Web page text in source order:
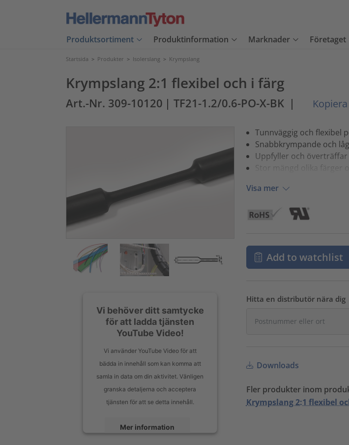
Produktsortiment Produktinformation Marknader Företaget
Startsida > Produkter > Isolerslang > Krympslang
Krympslang 2:1 flexibel och i färg
Art.-Nr. 309-10120 | TF21-1.2/0.6-PO-X-BK |
Vi behöver ditt samtycke
för att ladda tjänsten
YouTube Video!
Vi använder YouTube Video för att
bädda in innehåll som kan komma att
samla in data om din aktivitet. Vänligen
granska detaljerna och acceptera
tjänsten för att se detta innehåll.
Mer information
Tunnväggig och flexibel
Snabbkrympande och
Uppfyller och
Stor mängd olika färger
Visa mer
Add to watchlist
Hitta en distributör nära dig
Downloads
Fler produkter inom
Krympslang 2:1 flexibel